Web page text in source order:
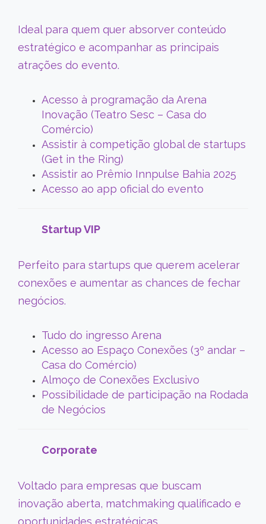
Ideal para quem quer absorver conteúdo
estratégico e acompanhar as principais
atrações do evento.
Acesso à programação da Arena
Inovação (Teatro Sesc – Casa do
Comércio)
Assistir à competição global de startups
(Get in the Ring)
Assistir ao Prêmio Innpulse Bahia 2025
Acesso ao app oficial do evento
Startup VIP
Perfeito para startups que querem acelerar
conexões e aumentar as chances de fechar
negócios.
Tudo do ingresso Arena
Acesso ao Espaço Conexões (3º andar –
Casa do Comércio)
Almoço de Conexões Exclusivo
Possibilidade de participação na Rodada
de Negócios
Corporate
Voltado para empresas que buscam
inovação aberta, matchmaking qualificado e
oportunidades estratégicas.